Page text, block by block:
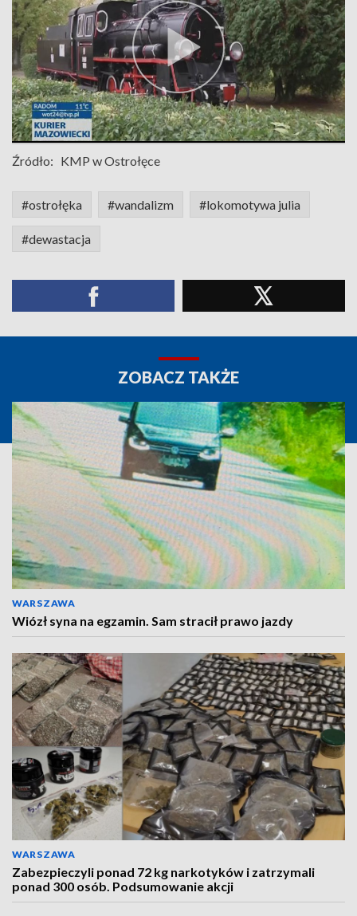
Źródło: KMP w Ostrołęce
#ostrołęka #wandalizm #lokomotywa julia
#dewastacja
ZOBACZ TAKŻE
WARSZAWA
Wiózł syna na egzamin. Sam stracił prawo jazdy
WARSZAWA
Zabezpieczyli ponad 72 kg narkotyków i zatrzymali
ponad 300 osób. Podsumowanie akcji